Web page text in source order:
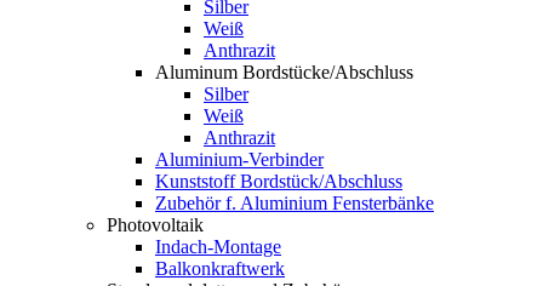
Silber
Weiß
Anthrazit
Aluminum Bordstücke/Abschluss
Silber
Weiß
Anthrazit
Aluminium-Verbinder
Kunststoff Bordstück/Abschluss
Zubehör f. Aluminium Fensterbänke
Photovoltaik
Indach-Montage
Balkonkraftwerk